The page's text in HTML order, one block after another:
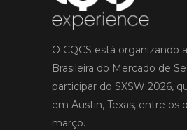
O CQCS está organizando
Brasileira do Mercado de
participar do SXSW 2026,
em Austin, Texas, entre os
março.